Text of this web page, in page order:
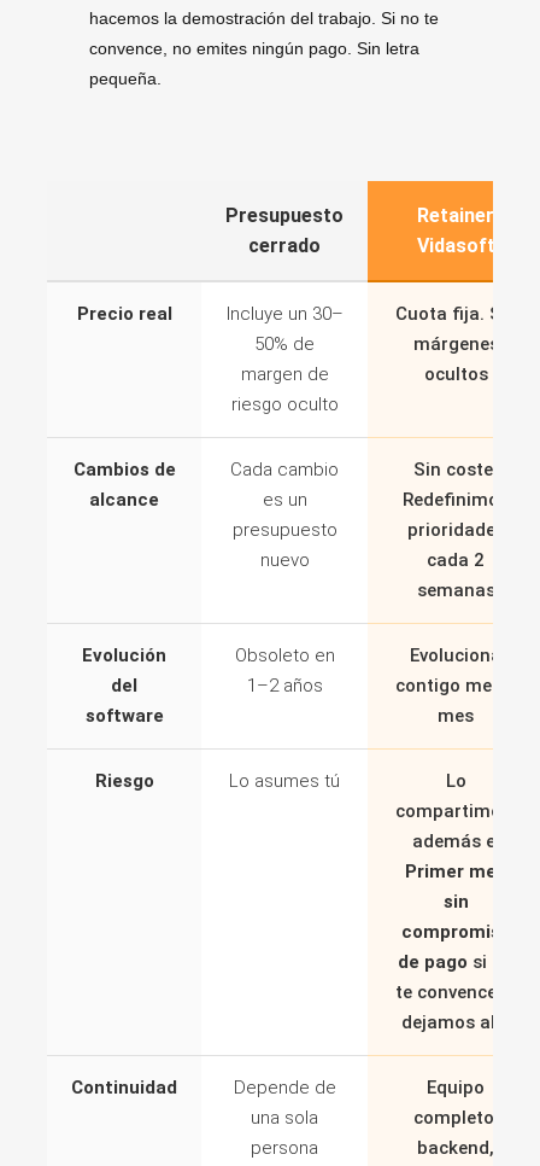
hacemos la demostración del trabajo. Si no te
convence, no emites ningún pago. Sin letra
pequeña.
Presupuesto
cerrado
Retainer
Vidasoft
Precio real
Incluye un 30–
50% de
margen de
riesgo oculto
Cuota fija. Sin
márgenes
ocultos
Cambios de
alcance
Cada cambio
es un
presupuesto
nuevo
Sin coste.
Redefinimos
prioridades
cada 2
semanas
Evolución
del
software
Obsoleto en
1–2 años
Evoluciona
contigo mes a
mes
Riesgo Lo asumes tú
Lo
compartimos,
además el
Primer mes
sin
compromiso
de pago si no
te convence lo
dejamos ahí.
Continuidad
Depende de
una sola
persona
Equipo
completo:
backend,